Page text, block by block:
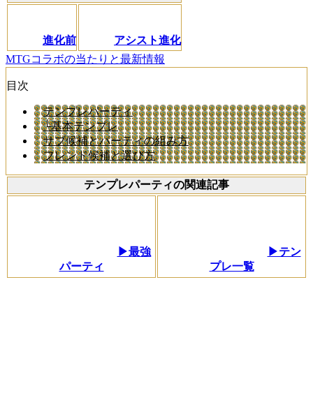
進化前
アシスト進化
MTGコラボの当たりと最新情報
目次
テンプレパーティ
└基本テンプレ
サブ候補とパーティの組み方
フレンド候補と選び方
テンプレパーティの関連記事
▶最強
パーティ
▶テン
プレ一覧